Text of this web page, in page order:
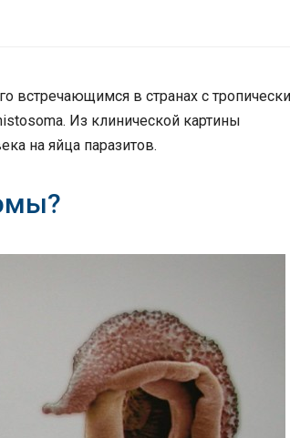
встречающимся в странах с
Из клинической картины
на яйца паразитов.